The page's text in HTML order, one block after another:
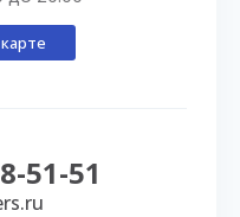
51-51